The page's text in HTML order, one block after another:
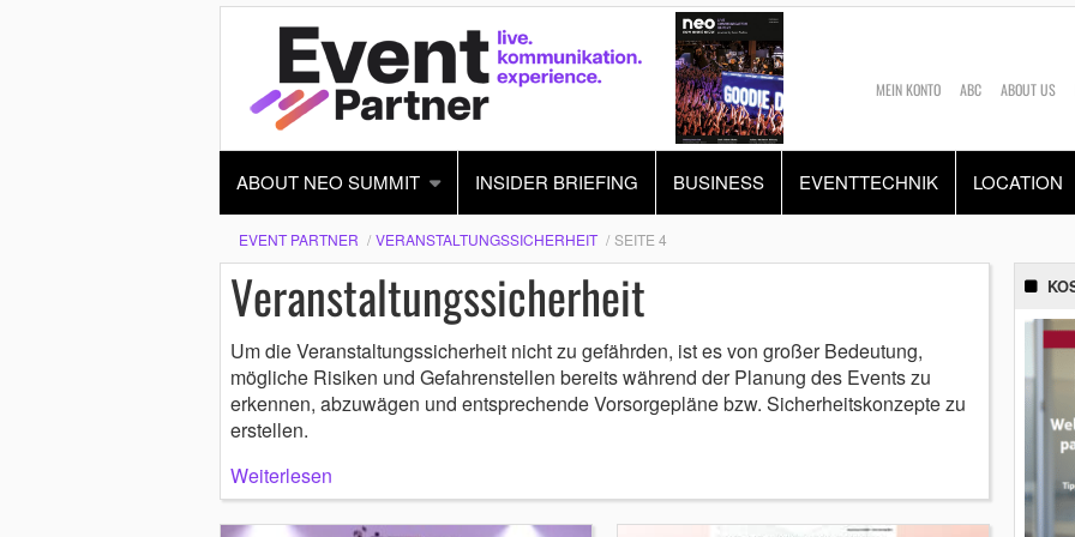
MEIN KONTO ABC ABOUT US
ABOUT NEO SUMMIT INSIDER BRIEFING BUSINESS EVENTTECHNIK LOCATION
EVENT PARTNER VERANSTALTUNGSSICHERHEIT SEITE 4
Veranstaltungssicherheit
Um die Veranstaltungssicherheit nicht zu gefährden, ist es von großer Bedeutung,
mögliche Risiken und Gefahrenstellen bereits während der Planung des Events zu
erkennen, abzuwägen und entsprechende Vorsorgepläne bzw. Sicherheitskonzepte zu
erstellen.
Weiterlesen